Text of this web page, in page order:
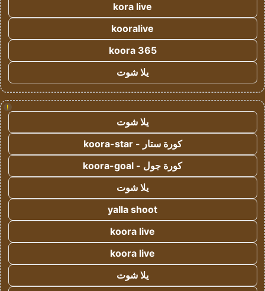
kora live
kooralive
koora 365
يلا شوت
!
يلا شوت
كورة ستار - koora-star
كورة جول - koora-goal
يلا شوت
yalla shoot
koora live
koora live
يلا شوت